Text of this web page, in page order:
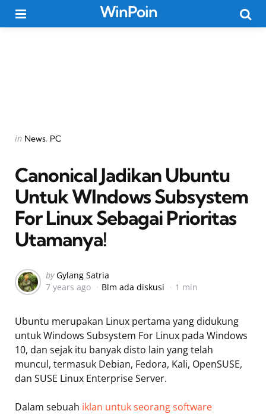
WinPoin
Categories
Posted
in News PC
Canonical Jadikan Ubuntu
Untuk WIndows Subsystem
For Linux Sebagai Prioritas
Utamanya!
Posted
by
by Gylang Satria
7 years ago
Blm ada diskusi 1 min
Ubuntu merupakan Linux pertama yang didukung
untuk Windows Subsystem For Linux pada Windows
10, dan sejak itu banyak disto lain yang telah
muncul, termasuk Debian, Fedora, Kali, OpenSUSE,
dan SUSE Linux Enterprise Server.
Dalam sebuah iklan untuk seorang software